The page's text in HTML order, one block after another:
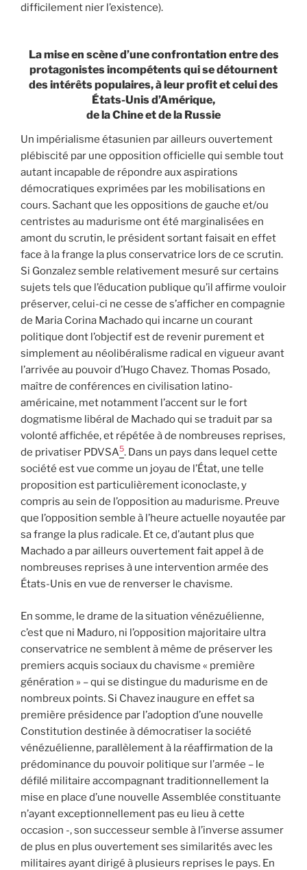
difficilement nier l’existence).
La mise en scène d’une confrontation entre des
protagonistes incompétents qui se détournent
des intérêts populaires, à leur profit et celui des
États-Unis d’Amérique,
de la Chine et de la Russie
Un impérialisme étasunien par ailleurs ouvertement
plébiscité par une opposition officielle qui semble tout
autant incapable de répondre aux aspirations
démocratiques exprimées par les mobilisations en
cours. Sachant que les oppositions de gauche et/ou
centristes au madurisme ont été marginalisées en
amont du scrutin, le président sortant faisait en effet
face à la frange la plus conservatrice lors de ce scrutin.
Si Gonzalez semble relativement mesuré sur certains
sujets tels que l’éducation publique qu’il affirme vouloir
préserver, celui-ci ne cesse de s’afficher en compagnie
de Maria Corina Machado qui incarne un courant
politique dont l’objectif est de revenir purement et
simplement au néolibéralisme radical en vigueur avant
l’arrivée au pouvoir d’Hugo Chavez. Thomas Posado,
maître de conférences en civilisation latino-
américaine, met notamment l’accent sur le fort
dogmatisme libéral de Machado qui se traduit par sa
volonté affichée, et répétée à de nombreuses reprises,
de privatiser PDVSA5. Dans un pays dans lequel cette
société est vue comme un joyau de l’État, une telle
proposition est particulièrement iconoclaste, y
compris au sein de l’opposition au madurisme. Preuve
que l’opposition semble à l’heure actuelle noyautée par
sa frange la plus radicale. Et ce, d’autant plus que
Machado a par ailleurs ouvertement fait appel à de
nombreuses reprises à une intervention armée des
États-Unis en vue de renverser le chavisme.
En somme, le drame de la situation vénézuélienne,
c’est que ni Maduro, ni l’opposition majoritaire ultra
conservatrice ne semblent à même de préserver les
premiers acquis sociaux du chavisme « première
génération » – qui se distingue du madurisme en de
nombreux points. Si Chavez inaugure en effet sa
première présidence par l’adoption d’une nouvelle
Constitution destinée à démocratiser la société
vénézuélienne, parallèlement à la réaffirmation de la
prédominance du pouvoir politique sur l’armée – le
défilé militaire accompagnant traditionnellement la
mise en place d’une nouvelle Assemblée constituante
n’ayant exceptionnellement pas eu lieu à cette
occasion -, son successeur semble à l’inverse assumer
de plus en plus ouvertement ses similarités avec les
militaires ayant dirigé à plusieurs reprises le pays. En